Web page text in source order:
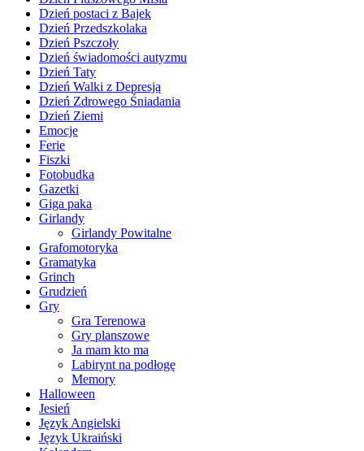
Dzień postaci z Bajek
Dzień Przedszkolaka
Dzień Pszczoły
Dzień świadomości autyzmu
Dzień Taty
Dzień Walki z Depresją
Dzień Zdrowego Śniadania
Dzień Ziemi
Emocje
Ferie
Fiszki
Fotobudka
Gazetki
Giga paka
Girlandy
Girlandy Powitalne
Grafomotoryka
Gramatyka
Grinch
Grudzień
Gry
Gra Terenowa
Gry planszowe
Ja mam kto ma
Labirynt na podłogę
Memory
Halloween
Jesień
Język Angielski
Język Ukraiński